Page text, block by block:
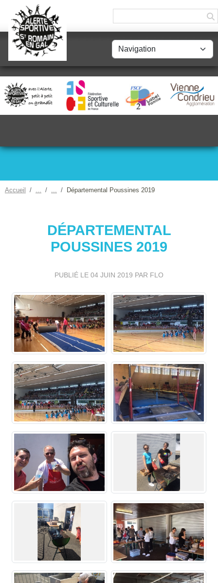
Accueil Départemental Poussines 2019
DÉPARTEMENTAL
POUSSINES 2019
PUBLIÉ LE 04 JUIN 2019 PAR FLO
Panneau de gestion des cookies